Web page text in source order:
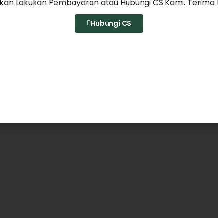
Lakukan Pembayaran atau Hubungi CS Kami. Terima
Hubungi CS